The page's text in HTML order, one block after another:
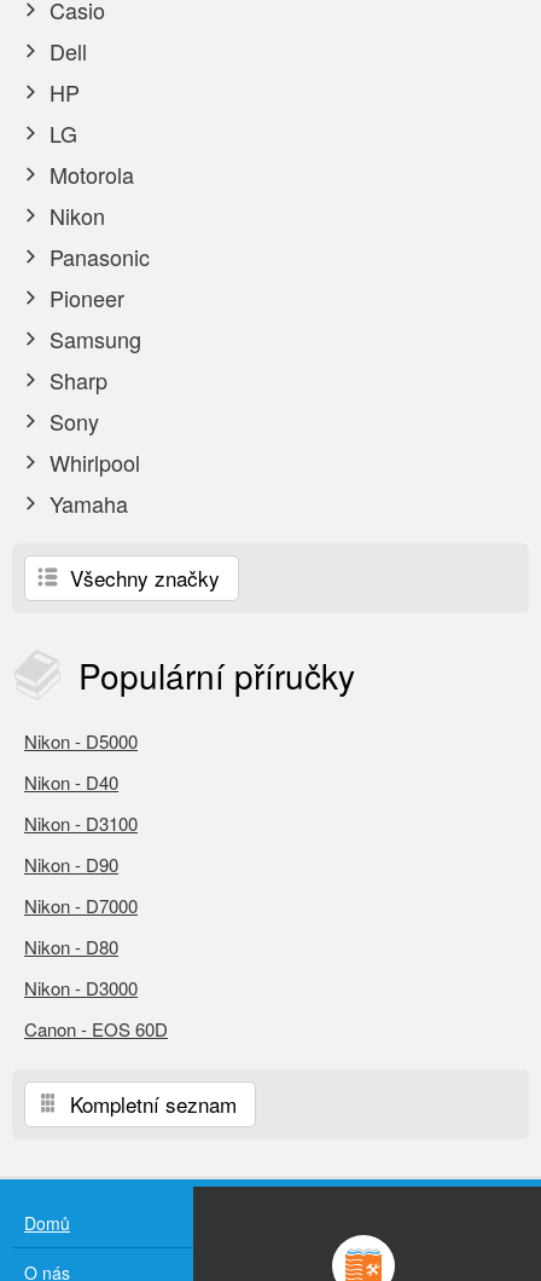
Casio
Dell
HP
LG
Motorola
Nikon
Panasonic
Pioneer
Samsung
Sharp
Sony
Whirlpool
Yamaha
Všechny značky
Populárnípříručky
Nikon - D5000
Nikon - D40
Nikon - D3100
Nikon - D90
Nikon - D7000
Nikon - D80
Nikon - D3000
Canon - EOS 60D
Kompletní seznam
Domů
O nás